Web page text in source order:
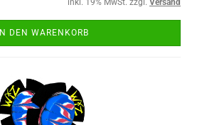
inkl. 19% MwSt. zzgl. Versand
IN DEN WARENKORB